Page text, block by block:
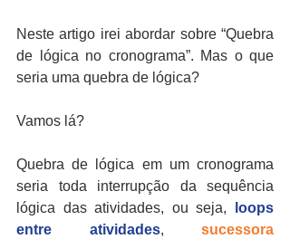
Neste artigo irei abordar sobre “Quebra
de lógica no cronograma”. Mas o que
seria uma quebra de lógica?
Vamos lá?
Quebra de lógica em um cronograma
seria toda interrupção da sequência
lógica das atividades, ou seja, loops
entre atividades, sucessora